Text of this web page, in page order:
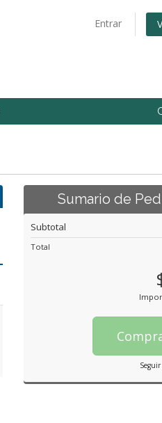
Entrar
Sumario de
Subtotal
Total